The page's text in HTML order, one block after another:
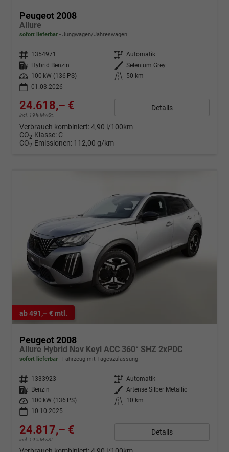
Peugeot 2008
Allure
sofort lieferbar Jungwagen/Jahreswagen
Fahrzeugnr. 1354971 Getriebe Automatik
Kraftstoff
Hybrid Benzin Außenfarbe Selenium Grey
Leistung
100 kW (136 PS) Kilometerstand
50 km
01.03.2026
24.618,– €
incl. 19% MwSt.
Details
Verbrauch kombiniert:4,90 l/100km
CO2-Klasse: C
CO2-Emissionen: 112,00 g/km
ab 491,– € mtl.
Peugeot 2008
Allure Hybrid Nav Keyl ACC 360° SHZ 2xPDC
sofort lieferbar Fahrzeug mit Tageszulassung
Fahrzeugnr. 1333923 Getriebe Automatik
Kraftstoff
Benzin Außenfarbe Artense Silber Metallic
Leistung
100 kW (136 PS) Kilometerstand
10 km
10.10.2025
24.817,– €
incl. 19% MwSt.
Details